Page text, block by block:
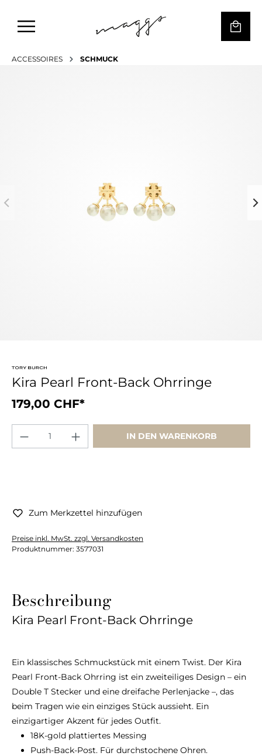
ACCESSOIRES SCHMUCK
Kira Pearl Front-Back Ohrringe
179,00 CHF*
IN DEN WARENKORB
Zum Merkzettel hinzufügen
Preise inkl. MwSt. zzgl. Versandkosten
Produktnummer: 3577031
Beschreibung
Kira Pearl Front-Back Ohrringe
Ein klassisches Schmuckstück mit einem Twist. Der Kira
Pearl Front-Back Ohrring ist ein zweiteiliges Design – ein
Double T Stecker und eine dreifache Perlenjacke –, das
beim Tragen wie ein einziges Stück aussieht. Ein
einzigartiger Akzent für jedes Outfit.
18K-gold plattiertes Messing
Push-Back-Post. Für durchstochene Ohren.